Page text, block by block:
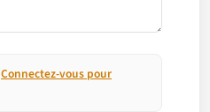
Connectez-vous pour